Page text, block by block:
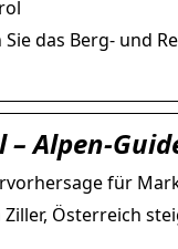
das Berg- und
Alpen-
für
Österreich